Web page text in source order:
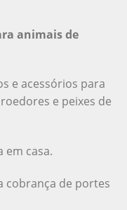
animais de
e acessórios para
e peixes de
em casa.
cobrança de portes